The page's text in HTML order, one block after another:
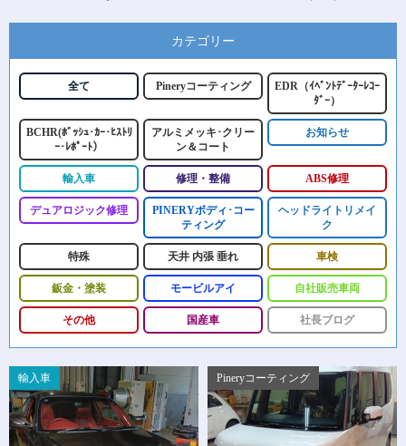
カテゴリー
全て Pineryコーティング
EDR（ｲﾍﾞﾝﾄﾃﾞｰﾀｰﾚｺｰ
ﾀﾞｰ）
BCHR(ﾎﾞｯｼｭ･ｶｰ･ﾋｽﾄﾘ
ｰ･ﾚﾎﾟｰﾄ）
アルミメッキ･クリー
ン＆コート
お知らせ
輸入車 修理・整備 ABS修理
デュアロジック修理
PINERYボディ･コー
ティング
ヘッドライトリメイ
ク
特殊 天井 内張 垂れ 車検
鈑金・塗装 モービルアイ 自社販売車両
その他 国産車 社長ブログ
輸入車 Pineryコーティング